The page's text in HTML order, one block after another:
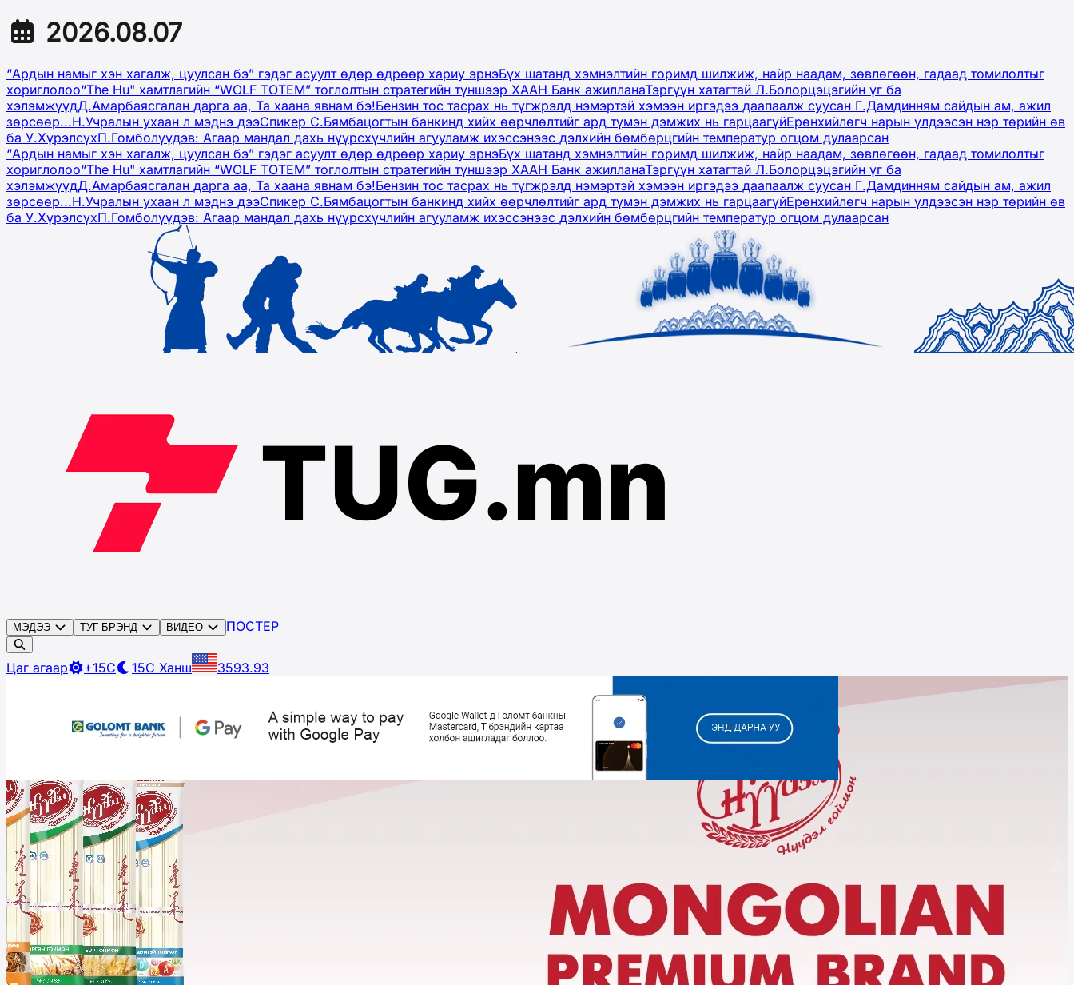
2026.08.07
“Ардын намыг хэн хагалж, цуулсан бэ” гэдэг асуулт өдөр өдрөөр хариу эрнэБүх шатанд хэмнэлтийн горимд шилжиж, найр наадам, зөвлөгөөн, гадаад томилолтыг
хориглолоо“The Hu" хамтлагийн “WOLF TOTEM” тоглолтын стратегийн түншээр ХААН Банк ажилланаТэргүүн хатагтай Л.Болорцэцэгийн үг ба
хэлэмжүүдД.Амарбаясгалан дарга аа, Та хаана явнам бэ!Бензин тос тасрах нь түгжрэлд нэмэртэй хэмээн иргэдээ даапаалж суусан Г.Дамдинням сайдын ам, ажил
зөрсөөр...Н.Учралын ухаан л мэднэ дээСпикер С.Бямбацогтын банкинд хийх өөрчлөлтийг ард түмэн дэмжих нь гарцаагүйЕрөнхийлөгч нарын үлдээсэн нэр төрийн өв
ба У.ХүрэлсүхП.Гомболүүдэв: Агаар мандал дахь нүүрсхүчлийн агууламж ихэссэнээс дэлхийн бөмбөрцгийн температур огцом дулаарсан
“Ардын намыг хэн хагалж, цуулсан бэ” гэдэг асуулт өдөр өдрөөр хариу эрнэБүх шатанд хэмнэлтийн горимд шилжиж, найр наадам, зөвлөгөөн, гадаад томилолтыг
хориглолоо“The Hu" хамтлагийн “WOLF TOTEM” тоглолтын стратегийн түншээр ХААН Банк ажилланаТэргүүн хатагтай Л.Болорцэцэгийн үг ба
хэлэмжүүдД.Амарбаясгалан дарга аа, Та хаана явнам бэ!Бензин тос тасрах нь түгжрэлд нэмэртэй хэмээн иргэдээ даапаалж суусан Г.Дамдинням сайдын ам, ажил
зөрсөөр...Н.Учралын ухаан л мэднэ дээСпикер С.Бямбацогтын банкинд хийх өөрчлөлтийг ард түмэн дэмжих нь гарцаагүйЕрөнхийлөгч нарын үлдээсэн нэр төрийн өв
ба У.ХүрэлсүхП.Гомболүүдэв: Агаар мандал дахь нүүрсхүчлийн агууламж ихэссэнээс дэлхийн бөмбөрцгийн температур огцом дулаарсан
МЭДЭЭ ТУГ БРЭНД ВИДЕО ПОСТЕР
Цаг агаар +15C 15C Ханш 3593.93